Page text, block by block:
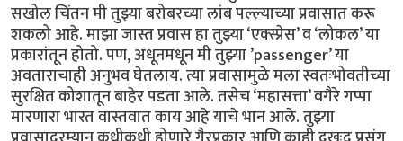
सखोल चिंतन मी तुझ्या बरोबरच्या लांब पल्ल्याच्या प्रवासात करू
शकलो आहे. माझा जास्त प्रवास हा तुझ्या ‘एक्स्प्रेस’ व ‘लोकल’ या
प्रकारांतून होतो. पण, अधूनमधून मी तुझ्या ’passenger’ या
अवताराचाही अनुभव घेतलाय. त्या प्रवासामुळे मला स्वतःभोवतीच्या
सुरक्षित कोशातून बाहेर पडता आले. तसेच ‘महासत्ता’ वगैरे गप्पा
मारणारा भारत वास्तवात काय आहे याचे भान आले. तुझ्या